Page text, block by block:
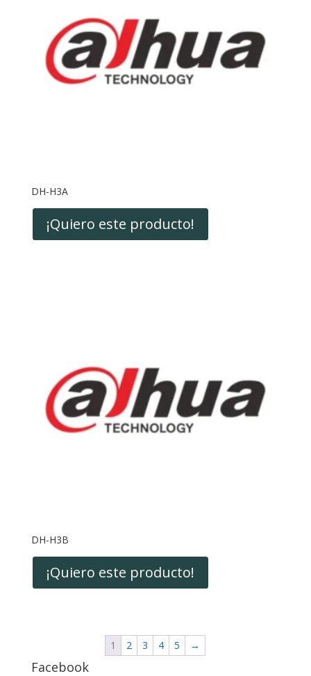
DH-H3A
¡Quiero este producto!
DH-H3B
¡Quiero este producto!
1 2 3 4 5 →
Facebook